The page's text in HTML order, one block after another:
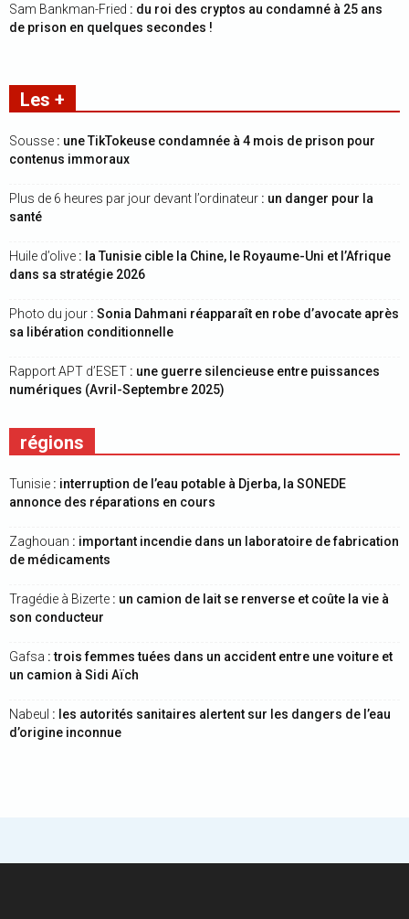
Sam Bankman-Fried : du roi des cryptos au condamné à 25 ans
de prison en quelques secondes !
Les +
Sousse : une TikTokeuse condamnée à 4 mois de prison pour
contenus immoraux
Plus de 6 heures par jour devant l’ordinateur : un danger pour la
santé
Huile d’olive : la Tunisie cible la Chine, le Royaume-Uni et l’Afrique
dans sa stratégie 2026
Photo du jour : Sonia Dahmani réapparaît en robe d’avocate après
sa libération conditionnelle
Rapport APT d’ESET : une guerre silencieuse entre puissances
numériques (Avril-Septembre 2025)
régions
Tunisie : interruption de l’eau potable à Djerba, la SONEDE
annonce des réparations en cours
Zaghouan : important incendie dans un laboratoire de fabrication
de médicaments
Tragédie à Bizerte : un camion de lait se renverse et coûte la vie à
son conducteur
Gafsa : trois femmes tuées dans un accident entre une voiture et
un camion à Sidi Aïch
Nabeul : les autorités sanitaires alertent sur les dangers de l’eau
d’origine inconnue